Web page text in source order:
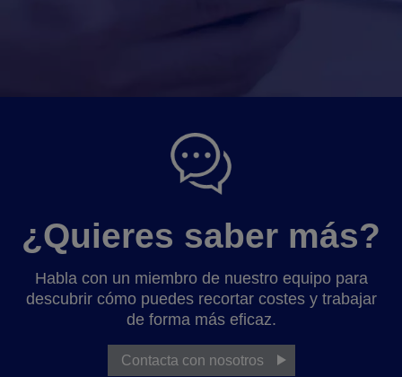
¿Quieres saber más?
Habla con un miembro de nuestro equipo para
descubrir cómo puedes recortar costes y trabajar
de forma más eficaz.
Contacta con nosotros